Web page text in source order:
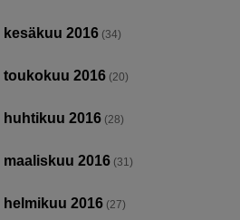
kesäkuu 2016 (34)
toukokuu 2016 (20)
huhtikuu 2016 (28)
maaliskuu 2016 (31)
helmikuu 2016 (27)